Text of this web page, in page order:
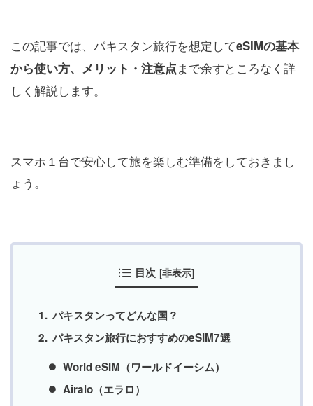
この記事では、パキスタン旅行を想定してeSIMの基本
から使い方、メリット・注意点 まで余すところなく詳
しく解説します。
スマホ１台で安心して旅を楽しむ準備をしておきまし
ょう。
目次 [非表示]
パキスタンってどんな国？
パキスタン旅行におすすめのeSIM7選
World eSIM（ワールドイーシム）
Airalo（エラロ）